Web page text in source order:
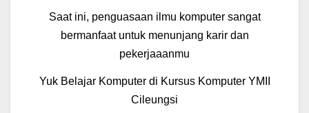
Saat ini, penguasaan ilmu komputer sangat
bermanfaat untuk menunjang karir dan
pekerjaaanmu
Yuk Belajar Komputer di Kursus Komputer YMII
Cileungsi